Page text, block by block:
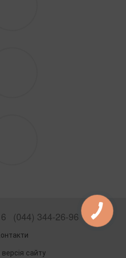
(044) 344-26-96
сайту